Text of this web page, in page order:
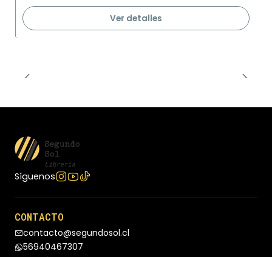
Ver detalles
Síguenos
CONTACTO
contacto@segundosol.cl
56940467307